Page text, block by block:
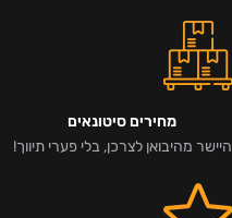
מחירים סיטונאים
היישר מהיבואן לצרכן, בלי פערי תיווך!